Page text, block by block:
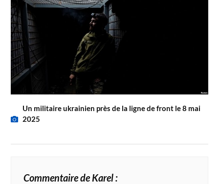
Un militaire ukrainien près de la ligne de front le 8 mai
2025
Commentaire de Karel :